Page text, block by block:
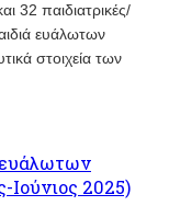
32 παιδιατρικές/
ευάλωτων
στοιχεία των
ευάλωτων
Ιούνιος 2025)